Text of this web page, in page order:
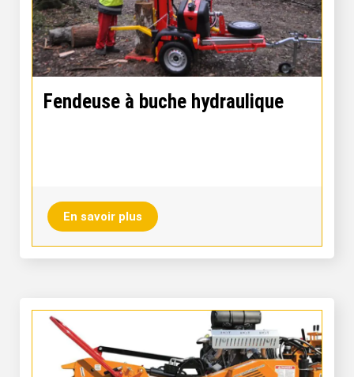
Fendeuse à buche hydraulique
En savoir plus